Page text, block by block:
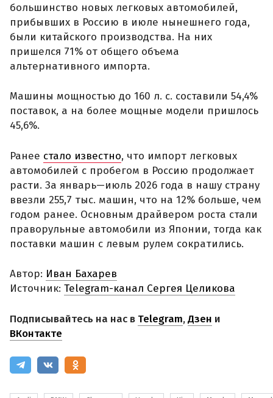
большинство новых легковых автомобилей,
прибывших в Россию в июле нынешнего года,
были китайского производства. На них
пришелся 71% от общего объема
альтернативного импорта.
Машины мощностью до 160 л. с. составили 54,4%
поставок, а на более мощные модели пришлось
45,6%.
Ранее стало известно, что импорт легковых
автомобилей с пробегом в Россию продолжает
расти. За январь—июль 2026 года в нашу страну
ввезли 255,7 тыс. машин, что на 12% больше, чем
годом ранее. Основным драйвером роста стали
праворульные автомобили из Японии, тогда как
поставки машин с левым рулем сократились.
Автор: Иван Бахарев
Источник: Telegram-канал Сергея Целикова
Подписывайтесь на нас в Telegram,Дзен и
ВКонтакте